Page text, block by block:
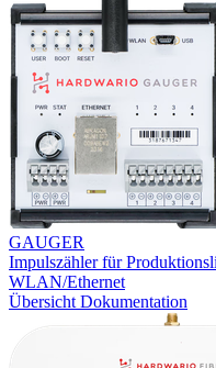
GAUGER
Impulszähler für
WLAN/Ethernet
Übersicht Dokumentation